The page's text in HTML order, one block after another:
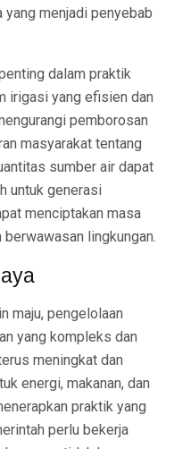
yang menjadi penyebab
dalam praktik
irigasi yang efisien dan
pemborosan
masyarakat tentang
sumber air dapat
untuk generasi
menciptakan masa
lingkungan.
maju, pengelolaan
yang kompleks dan
meningkat dan
energi, makanan, dan
praktik yang
perlu bekerja